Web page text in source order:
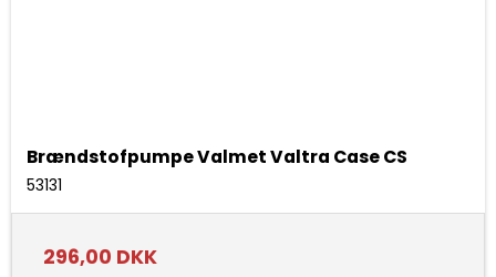
Brændstofpumpe Valmet Valtra Case CS
53131
296,00 DKK